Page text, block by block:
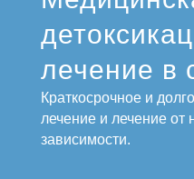
лечение в
Краткосрочное и
лечение и лечение от
зависимости.